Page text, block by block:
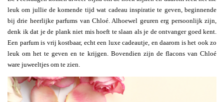
leuk om jullie de komende tijd wat cadeau inspiratie te geven, beginnende
bij drie heerlijke parfums van Chloé. Alhoewel geuren erg persoonlijk zijn,
denk ik dat je de plank niet mis hoeft te slaan als je de ontvanger goed kent.
Een parfum is vrij kostbaar, echt een luxe cadeautje, en daarom is het ook zo
leuk om het te geven en te krijgen. Bovendien zijn de flacons van Chloé
ware juweeltjes om te zien.